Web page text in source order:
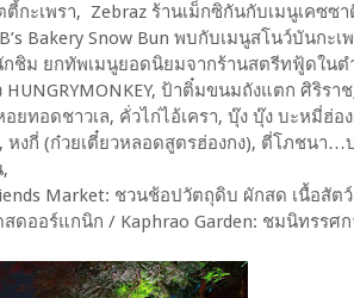
ตี้กะเพรา, Zebraz ร้านเม็กซิกันกับเมนูเคซซ
Bakery Snow Bun พบกับเมนูสโนว์บันกะเ
กชิม ยกทัพเมนูยอดนิยมจากร้านสตรีทฟู้ดในต
ป้าติ๋มขนมถังแตก ศิริรา
ยทอดชาวเล, คั่วไก่ไอ้เครา, บุ๊ง บุ๊ง บะหมี่ฮ่อ
หงกี่ (ก๋วยเตี๋ยวหลอดสูตรฮ่องกง), ตี่โภชนา…
Market: ชวนช้อปวัตถุดิบ ผักสด เนื้อสัต
ดออร์แกนิก / Kaphrao Garden: ชมนิทรรศ